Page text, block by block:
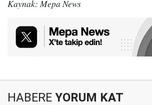
Kaynak: Mepa News
HABERE YORUM KAT